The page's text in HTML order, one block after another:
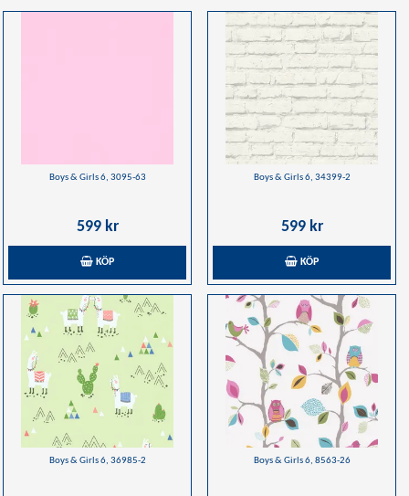
Boys & Girls 6, 3095-63
599 kr
KÖP
Boys & Girls 6, 34399-2
599 kr
KÖP
Boys & Girls 6, 36985-2 Boys & Girls 6, 8563-26